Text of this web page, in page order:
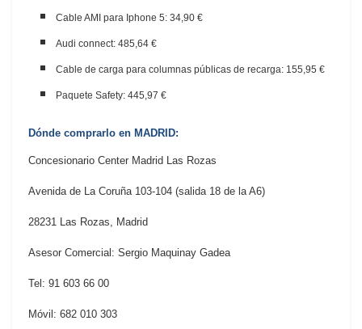
Cable AMI para Iphone 5: 34,90 €
Audi connect: 485,64 €
Cable de carga para columnas públicas de recarga: 155,95 €
Paquete Safety: 445,97 €
Dónde comprarlo en MADRID:
Concesionario Center Madrid Las Rozas
Avenida de La Coruña 103-104 (salida 18 de la A6)
28231 Las Rozas, Madrid
Asesor Comercial: Sergio Maquinay Gadea
Tel: 91 603 66 00
Móvil: 682 010 303